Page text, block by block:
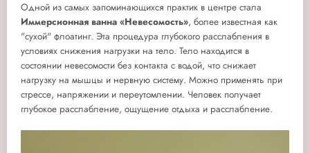
Одной из самых запоминающихся практик в центре стала
Иммерсионная ванна «Невесомость», более известная как
"сухой" флоатинг. Эта процедура глубокого расслабления в
условиях снижения нагрузки на тело. Тело находится в
состоянии невесомости без контакта с водой, что снижает
нагрузку на мышцы и нервную систему. Можно применять при
стрессе, напряжении и переутомлении. Человек получает
глубокое расслабление, ощущение отдыха и расслабление.